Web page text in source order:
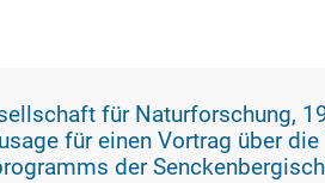
1974 - Abschrift (ca. 2005) der von Alfred
für einen Vortrag über
der